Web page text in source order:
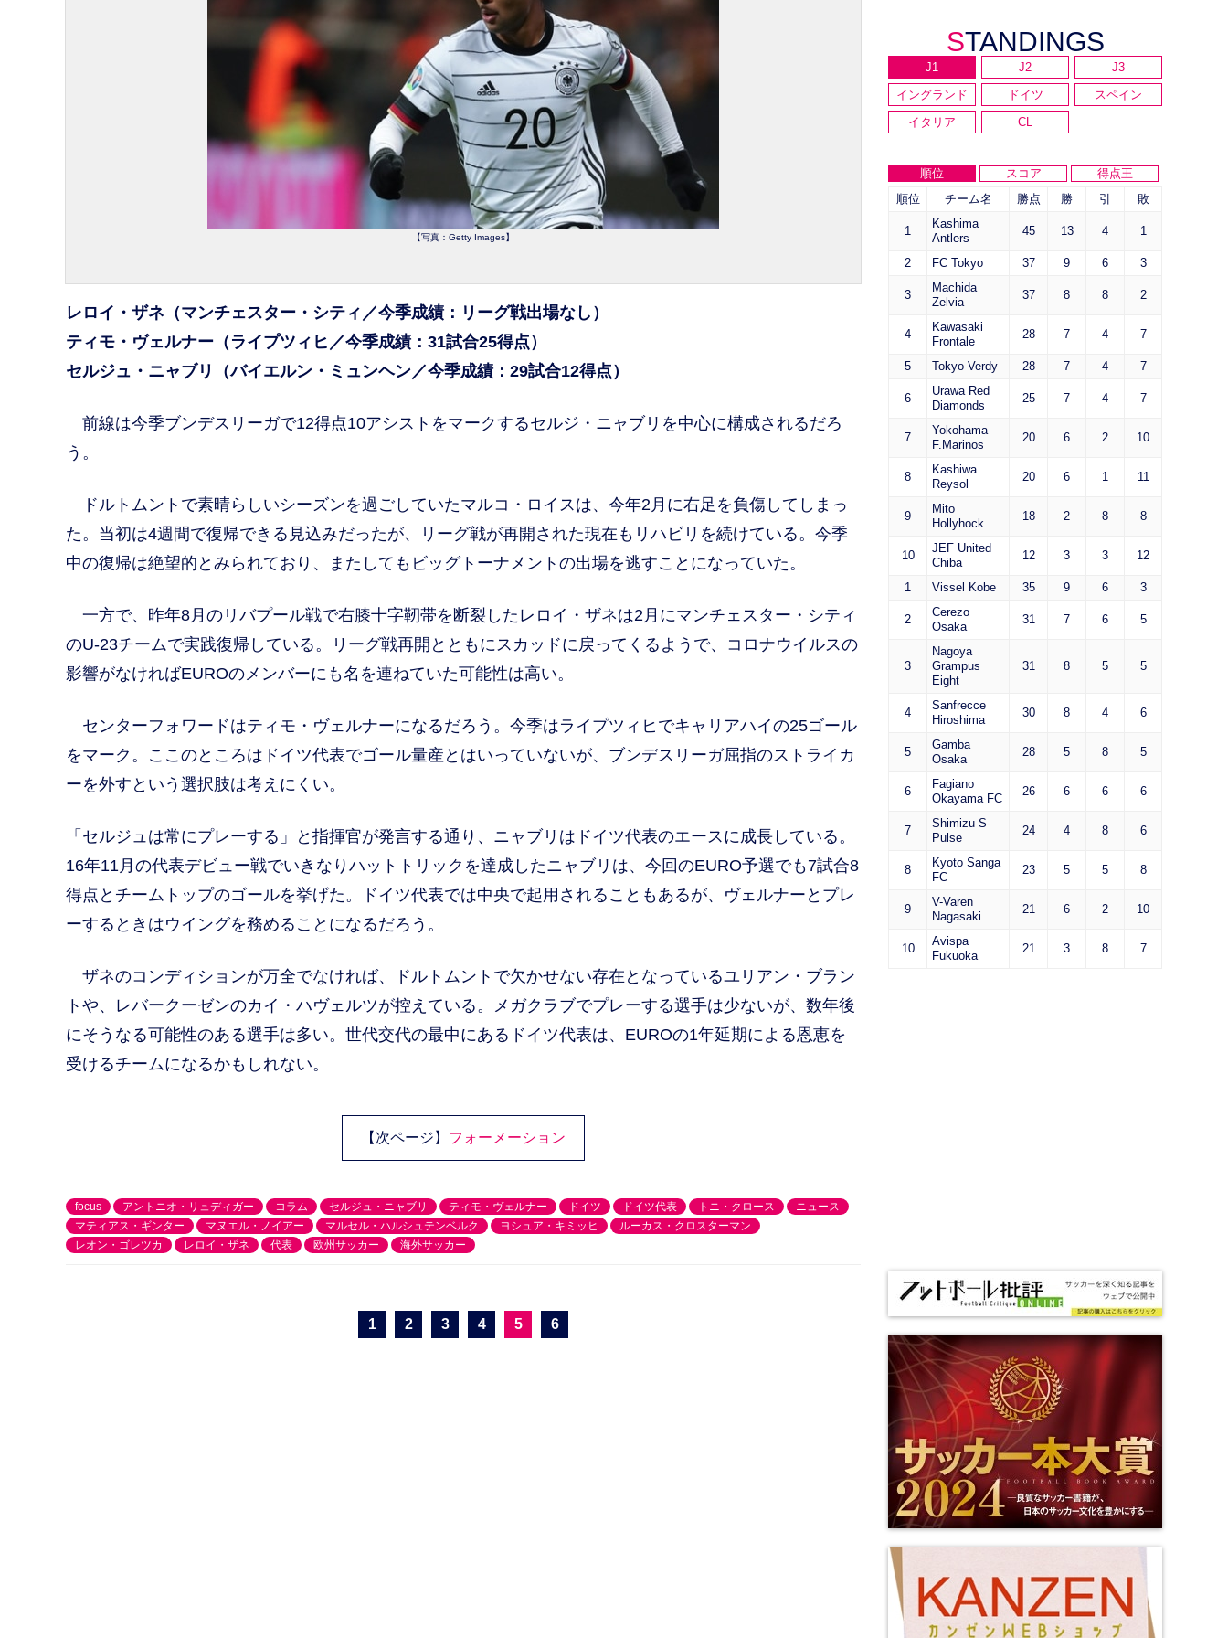
【写真：Getty Images】
レロイ・ザネ（マンチェスター・シティ／今季成績：リーグ戦出場なし）
ティモ・ヴェルナー（ライプツィヒ／今季成績：31試合25得点）
セルジュ・ニャブリ（バイエルン・ミュンヘン／今季成績：29試合12得点）
前線は今季ブンデスリーガで12得点10アシストをマークするセルジ・ニャブリを中心に構成されるだろ
う。
ドルトムントで素晴らしいシーズンを過ごしていたマルコ・ロイスは、今年2月に右足を負傷してしまっ
た。当初は4週間で復帰できる見込みだったが、リーグ戦が再開された現在もリハビリを続けている。今季
中の復帰は絶望的とみられており、またしてもビッグトーナメントの出場を逃すことになっていた。
一方で、昨年8月のリバプール戦で右膝十字靭帯を断裂したレロイ・ザネは2月にマンチェスター・シティ
のU-23チームで実践復帰している。リーグ戦再開とともにスカッドに戻ってくるようで、コロナウイルスの
影響がなければEUROのメンバーにも名を連ねていた可能性は高い。
センターフォワードはティモ・ヴェルナーになるだろう。今季はライプツィヒでキャリアハイの25ゴール
をマーク。ここのところはドイツ代表でゴール量産とはいっていないが、ブンデスリーガ屈指のストライカ
ーを外すという選択肢は考えにくい。
「セルジュは常にプレーする」と指揮官が発言する通り、ニャブリはドイツ代表のエースに成長している。
16年11月の代表デビュー戦でいきなりハットトリックを達成したニャブリは、今回のEURO予選でも7試合8
得点とチームトップのゴールを挙げた。ドイツ代表では中央で起用されることもあるが、ヴェルナーとプレ
ーするときはウイングを務めることになるだろう。
ザネのコンディションが万全でなければ、ドルトムントで欠かせない存在となっているユリアン・ブラン
トや、レバークーゼンのカイ・ハヴェルツが控えている。メガクラブでプレーする選手は少ないが、数年後
にそうなる可能性のある選手は多い。世代交代の最中にあるドイツ代表は、EUROの1年延期による恩恵を
受けるチームになるかもしれない。
【次ページ】 フォーメーション
focus アントニオ・リュディガー コラム セルジュ・ニャブリ ティモ・ヴェルナー ドイツ ドイツ代表 トニ・クロース
ニュース
マティアス・ギンター
マヌエル・ノイアー マルセル・ハルシュテンベルク ヨシュア・キミッヒ
ルーカス・クロスターマン
レオン・ゴレツカ
レロイ・ザネ 代表 欧州サッカー 海外サッカー
1 2 3 4 5 6
STANDINGS
J1 J2
J3
イングランド
ドイツ
スペイン
イタリア
CL
順位 スコア
得点王
順位
チーム名 勝点 勝 引 敗
1
Kashima
Antlers
45 13 4 1
2 FC Tokyo 37 9 6 3
3
Machida
Zelvia
37 8 8 2
4
Kawasaki
Frontale
28 7 4 7
5 Tokyo Verdy 28 7 4 7
6
Urawa Red
Diamonds
25 7 4 7
7
Yokohama
F.Marinos
20 6 2 10
8
Kashiwa
Reysol
20 6 1 11
9
Mito
Hollyhock
18 2 8 8
10
JEF United
Chiba
12 3 3 12
1 Vissel Kobe 35 9 6 3
2
Cerezo
Osaka
31 7 6 5
3
Nagoya
Grampus
Eight
31 8 5 5
4
Sanfrecce
Hiroshima
30 8 4 6
5
Gamba
Osaka
28 5 8 5
6
Fagiano
Okayama FC
26 6 6 6
7
Shimizu S-
Pulse
24 4 8 6
8
Kyoto Sanga
FC
23 5 5 8
9
V-Varen
Nagasaki
21 6 2 10
10
Avispa
Fukuoka
21 3 8 7